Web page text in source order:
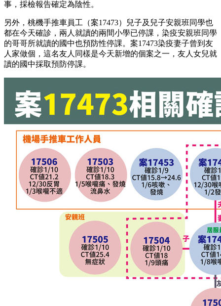
事，採檢報告確定為陰性。
另外，桃機手推車員工（案17473）兒子及兒子安親班同學也
都在今天確診，兩人就讀的兩間小學已停課，染疫安親班同學
的哥哥所就讀的國中也預防性停課。案17473染疫妻子曾到友
人家做個，這名友人同樣是今天新增的個案之一，友人女兒就
讀的國中採取預防停課。